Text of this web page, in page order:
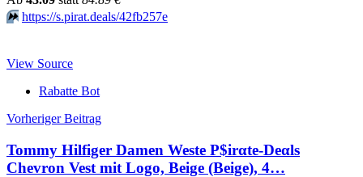
⏩️ https://s.pirat.deals/42fb257e
View Source
Rabatte Bot
Beitragsnavigation
Vorheriger Beitrag
Tommy Hilfiger Damen Weste P$irαtе-Dеαls
Chevron Vest mit Logo, Beige (Beige), 4…